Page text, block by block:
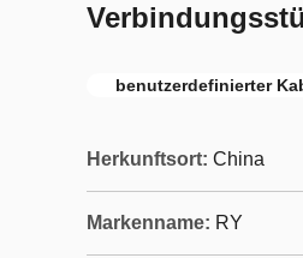
benutzerdefinierter
Herkunftsort: China
Markenname: RY